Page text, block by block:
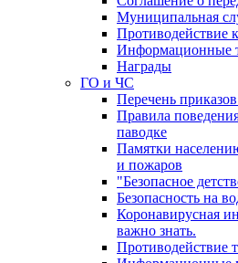
Муниципальная
Противодействие
Информационные
Награды
ГО и ЧС
Перечень
Правила
паводке
Памятки
и пожаров
"Безопасное
Безопасность на
Коронавирусная
важно знать.
Противодействие